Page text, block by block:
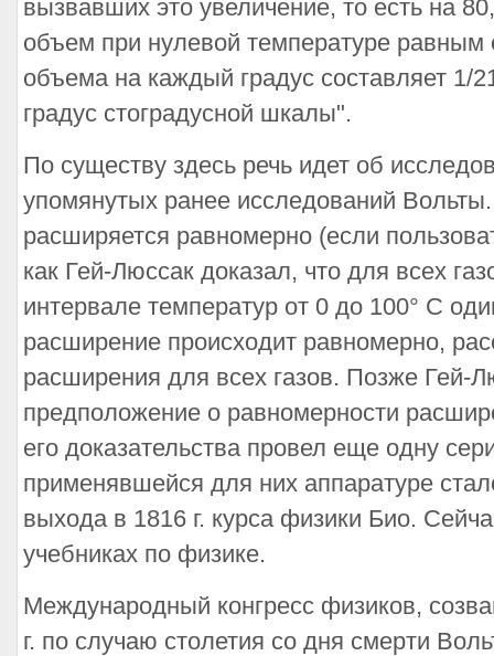
вызвавших это увеличение, то есть на
объем при нулевой температуре равным
объема на каждый градус составляет 1/
градус стоградусной шкалы".
По существу здесь речь идет об
упомянутых ранее исследований
расширяется равномерно (если
как Гей-Люссак доказал, что для всех
интервале температур от 0 до 100° С
расширение происходит равномерно,
расширения для всех газов. Позже Гей-
предположение о равномерности
его доказательства провел еще одну
применявшейся для них аппаратуре
выхода в 1816 г. курса физики Био.
учебниках по физике.
Международный конгресс физиков,
г. по случаю столетия со дня смерти